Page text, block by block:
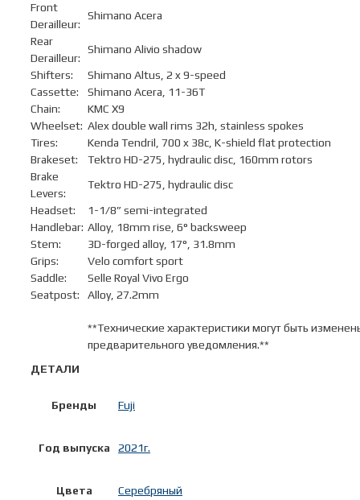
Front
Derailleur:
Shimano Acera
Rear
Derailleur:
Shimano Alivio shadow
Shifters:
Shimano Altus, 2 x 9-speed
Cassette:
Shimano Acera, 11-36T
Chain:
KMC X9
Wheelset: Alex double wall rims 32h, stainless spokes
Tires:
Kenda Tendril, 700 x 38c, K-shield flat protection
Brakeset:
Tektro HD-275, hydraulic disc, 160mm rotors
Brake
Levers:
Tektro HD-275, hydraulic disc
Headset:
1-1/8” semi-integrated
Handlebar: Alloy, 18mm rise, 6° backsweep
Stem:
3D-forged alloy, 17°, 31.8mm
Grips:
Velo comfort sport
Saddle:
Selle Royal Vivo Ergo
Seatpost:
Alloy, 27.2mm
**Технические характеристики могут быть
предварительного уведомления.**
ДЕТАЛИ
Бренды Fuji
Год выпуска 2021г.
Цвета Серебряный